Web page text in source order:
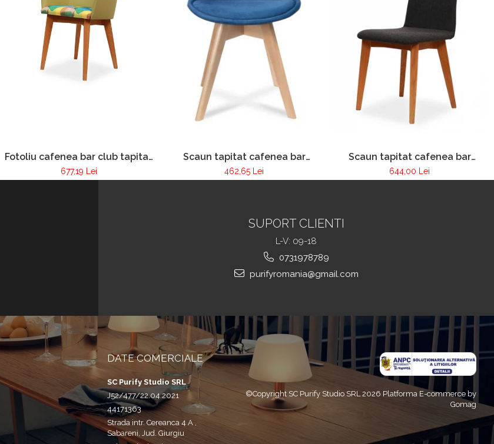
Fotoliu cafenea bar club tapitat
cadru lemn Pur 255
677,19 Lei
Scaun tapitat cafenea bar
restaurant PUR 256
462,65 Lei
Scaun tapitat cafenea bar
restaurant Pur 020
644,00 Lei
SUPORT CLIENTI
L-V: 09-18
0731978789
purifyromania@gmail.com
DATE COMERCIALE
SC Purify Studio SRL
J52/477/22.04.2021
44171363
Strada intr. Cereanca 4 A ,
Sabareni, Jud. Giurgiu
©Copyright SC Purify Studio SRL 2026 Platforma E-commerce by
Gomag